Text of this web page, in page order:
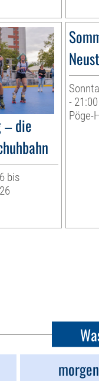
– die
bis
-
Pöge-
morgen